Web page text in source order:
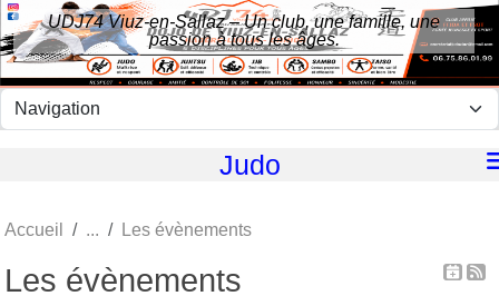
UDJ74 Viuz-en-Sallaz – Un club, une famille, une
passion à tous les âges.
Judo
Accueil Les évènements
Les évènements
Panneau de gestion des cookies